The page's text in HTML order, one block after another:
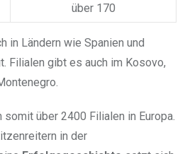
über 170
in Ländern wie Spanien und
Filialen gibt es auch im Kosovo,
über 2400 Filialen in Europa.
in der